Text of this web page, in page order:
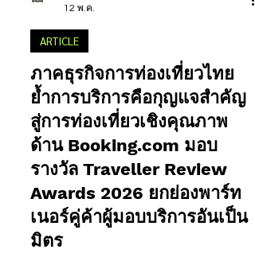
Happening Around
12 พ.ค.
ARTICLE
ภาคธุรกิจการท่องเที่ยวไทย
ย้ำการบริการคือกุญแจสำคัญ
สู่การท่องเที่ยวเชิงคุณภาพ
ด้าน Booking.com มอบ